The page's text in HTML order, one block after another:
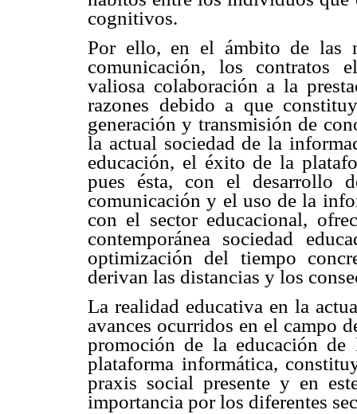
cognitivos.
Por ello, en el ámbito de las
comunicación, los contratos
valiosa colaboración a la
razones debido a que
generación y transmisión de
la actual sociedad de la
educación, el éxito de la
pues ésta, con el desarrollo
comunicación y el uso de la
con el sector educacional,
contemporánea sociedad
optimización del tiempo
derivan las distancias y los
La realidad educativa en la
avances ocurridos en el campo
promoción de la educación de
plataforma informática,
praxis social presente y en
importancia por los diferentes